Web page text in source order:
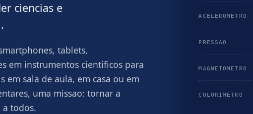
ciencias e
tablets,
em instrumentos cientificos para
em sala de aula, em casa ou em
uma missao: tornar a
a todos.
ACELEROMETRO
PRESSAO
MAGNETOMETRO
COLORIMETRO